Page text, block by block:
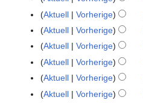
g
s
z
u
a
m
m
n
g
s
z
u
a
m
n
g
s
z
u
b
e
i
t
n
g
s
r
b
e
i
t
n
g
e
r
b
e
i
t
b
u
0
1
B
e
r
b
e
i
2
n
e
B
e
r
b
e
2
i
n
e
B
e
r
b
2
i
n
e
B
e
5
2
K
i
n
e
B
e
Aktuell Vorherige
K
n
e
B
Aktuell Vorherige
K
i
n
e
Aktuell Vorherige
K
i
n
Aktuell Vorherige
Aktuell
Vorherige
KAktuell Vorherige